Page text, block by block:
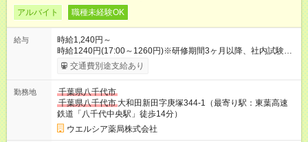
アルバイト 職種未経験OK
給与
時給1,240円～
時給1240円(17:00～1260円)※研修期間3ヶ月以降、社内試験に
よる更新判定あり 社内試験合格後、時給＋50～100円の昇給あ
り （大学生は＋20円） 試用期間あり：入社日から3ヶ月間／本
間の長さ：3ヶ月 雇用形態、給与は本採用時と同じです。
交通費別途支給あり
勤務地
千葉県八千代市
千葉県八千代市 大和田新田字庚塚344-1（最寄り駅：東葉高速
鉄道「八千代中央駅」徒歩14分）
ウエルシア薬局株式会社